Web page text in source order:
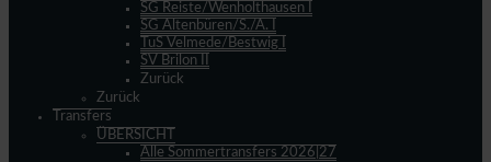
SG Reiste/Wenholthausen I
SG Altenbüren/S./A. I
TuS Velmede/Bestwig I
SV Brilon II
Zurück
Zurück
Transfers
ÜBERSICHT
Alle Sommertransfers 2026|27